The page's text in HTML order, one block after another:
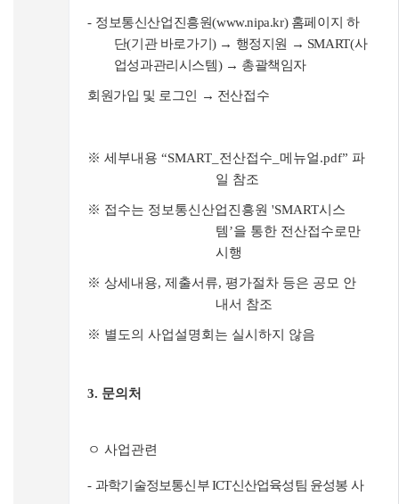
- 정보통신산업진흥원(www.nipa.kr) 홈페이지 하
단(기관 바로가기) → 행정지원 → SMART(사
업성과관리시스템) → 총괄책임자
회원가입 및 로그인 → 전산접수
※ 세부내용 “SMART_ 전산접수 메뉴얼.pdf” 파
일 참조
※ 접수는 정보통신산업진흥원 'SMART시스
템’을 통한 전산접수로만
시행
※ 상세내용, 제출서류, 평가절차 등은 공모 안
내서 참조
※ 별도의 사업설명회는 실시하지 않음
3. 문의처
ㅇ 사업관련
- 과학기술정보통신부ICT신산업육성팀 윤성봉 사